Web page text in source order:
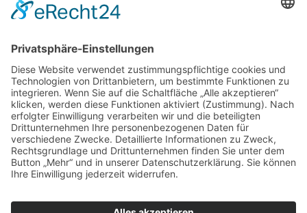
zur Augenarztpraxis
ALLGEMEIN
AUGENÄRZTE
AUGENÄRZTE